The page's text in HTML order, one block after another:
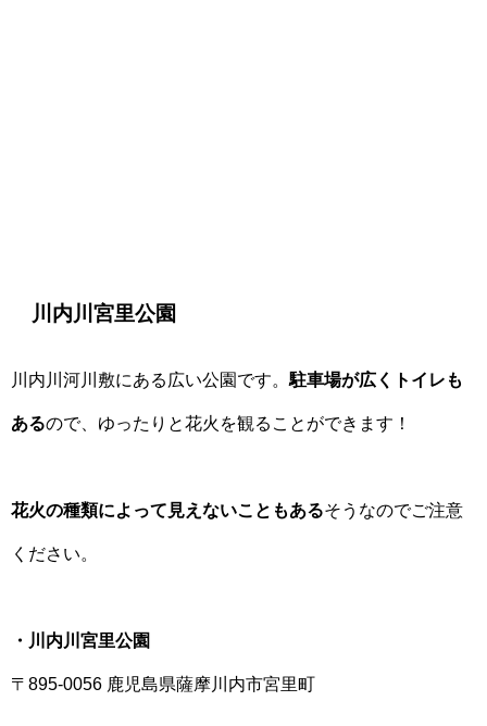
川内川宮里公園
川内川河川敷にある広い公園です。 駐車場が広くトイレも
あるので、ゆったりと花火を観ることができます！
花火の種類によって見えないこともあるそうなのでご注意
ください。
・川内川宮里公園
〒895-0056 鹿児島県薩摩川内市宮里町